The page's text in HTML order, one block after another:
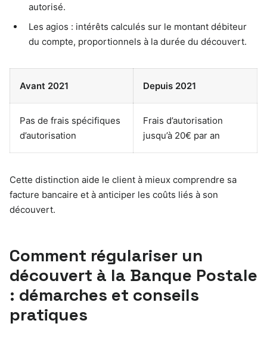
autorisé.
Les agios : intérêts calculés sur le montant débiteur
du compte, proportionnels à la durée du découvert.
Avant 2021 Depuis 2021
Pas de frais spécifiques
d’autorisation
Frais d’autorisation
jusqu’à 20€ par an
Cette distinction aide le client à mieux comprendre sa
facture bancaire et à anticiper les coûts liés à son
découvert.
Comment régulariser un
découvert à la Banque Postale
: démarches et conseils
pratiques